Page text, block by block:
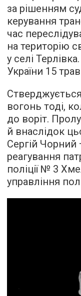
за рішенням
керування
час
на територію
у селі
України 15
вогонь тоді,
до воріт.
й внаслідок
Сергій Чорний
реагування
поліції № 3
управління